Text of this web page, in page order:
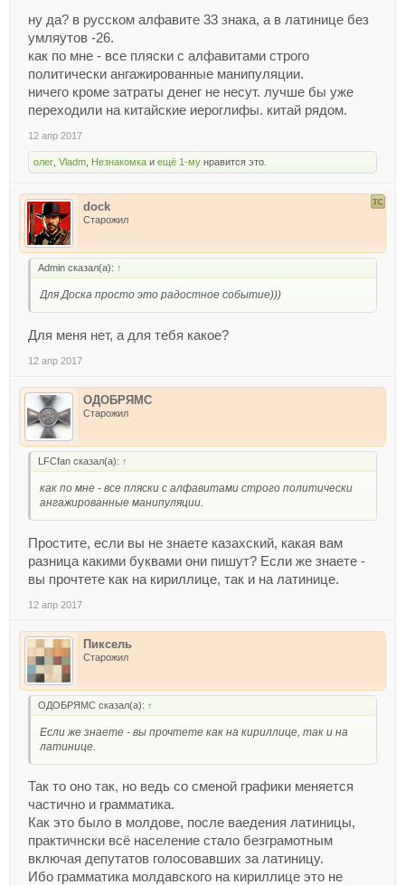
ну да? в русском алфавите 33 знака, а в латинице без
умляутов -26.
как по мне - все пляски с алфавитами строго
политически ангажированные манипуляции.
ничего кроме затраты денег не несут. лучше бы уже
переходили на китайские иероглифы. китай рядом.
12 апр 2017
олег Vladm Незнакомка и ещё 1-му нравится это.
dock
Старожил
Admin сказал(а): ↑
Для Доска просто это радостное событие)))
Для меня нет, а для тебя какое?
12 апр 2017
ОДОБРЯМС
Старожил
LFCfan сказал(а): ↑
как по мне - все пляски с алфавитами строго политически
ангажированные манипуляции.
Простите, если вы не знаете казахский, какая вам
разница какими буквами они пишут? Если же знаете -
вы прочтете как на кириллице, так и на латинице.
12 апр 2017
Пиксель
Старожил
ОДОБРЯМС сказал(а): ↑
Если же знаете - вы прочтете как на кириллице, так и на
латинице.
Так то оно так, но ведь со сменой графики меняется
частично и грамматика.
Как это было в молдове, после ваедения латиницы,
практичнски всё население стало безграмотным
включая депутатов голосовавших за латиницу.
Ибо грамматика молдавского на кириллице это не